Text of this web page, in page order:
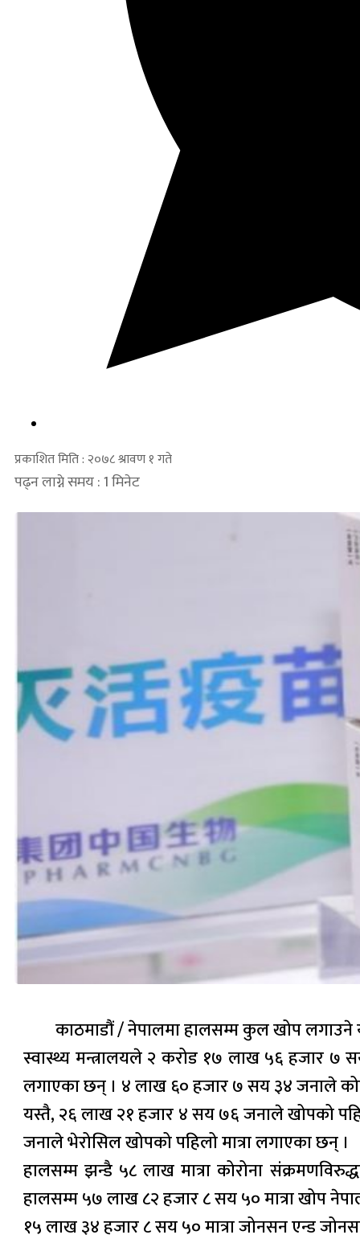
प्रकाशित मिति : २०७८ श्रावण १ गते
पढ्न लाग्ने समय : 1 मिनेट
काठमाडौं / नेपालमा हालसम्म कुल खोप लगाउने
स्वास्थ्य मन्त्रालयले २ करोड १७ लाख ५६ हजार ७
लगाएका छन् । ४ लाख ६० हजार ७ सय ३४ जनाले
यस्तै, २६ लाख २१ हजार ४ सय ७६ जनाले खोपको
जनाले भेरोसिल खोपको पहिलो मात्रा लगाएका छन् ।
हालसम्म झन्डै ५८ लाख मात्रा कोरोना
हालसम्म ५७ लाख ८२ हजार ८ सय ५० मात्रा खोप
१५ लाख ३४ हजार ८ सय ५० मात्रा जोनसन एन्ड